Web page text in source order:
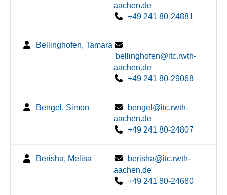
aachen.de
+49 241 80-24881
Bellinghofen, Tamara
bellinghofen@itc.rwth-
aachen.de
+49 241 80-29068
Bengel, Simon
bengel@itc.rwth-
aachen.de
+49 241 80-24807
Berisha, Melisa
berisha@itc.rwth-
aachen.de
+49 241 80-24680